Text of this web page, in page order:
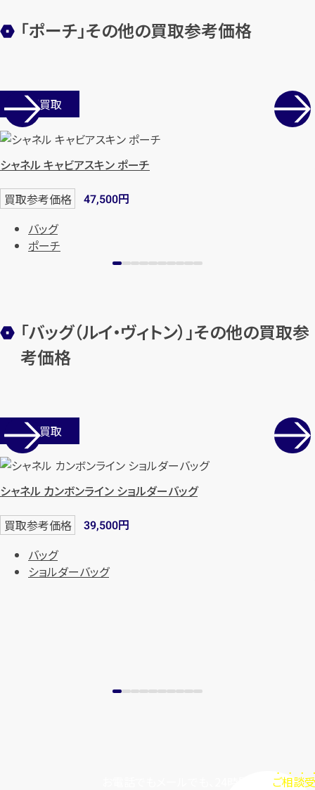
「ポーチ」その他の買取参考価格
店舗買取
シャネル キャビアスキン ポーチ
買取参考価格 47,500円
バッグ
ポーチ
「バッグ（ルイ・ヴィトン）」その他の買取参
考価格
店舗買取
シャネル カンボンライン ショルダーバッグ
買取参考価格 39,500円
バッグ
ショルダーバッグ
ご相談